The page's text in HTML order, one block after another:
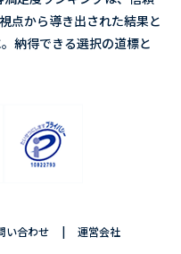
点から導き出された結果と
納得できる選択の道標と
い合わせ 運営会社